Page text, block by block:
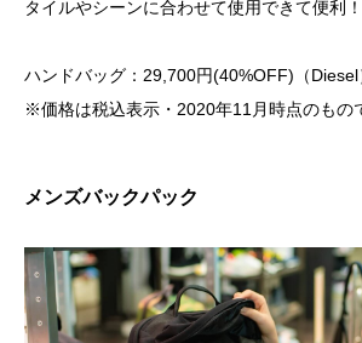
タイルやシーンに合わせて使用できて便利！
ハンドバッグ：29,700円(40%OFF)（Diesel
※価格は税込表示・2020年11月時点のもの
メンズバックパック